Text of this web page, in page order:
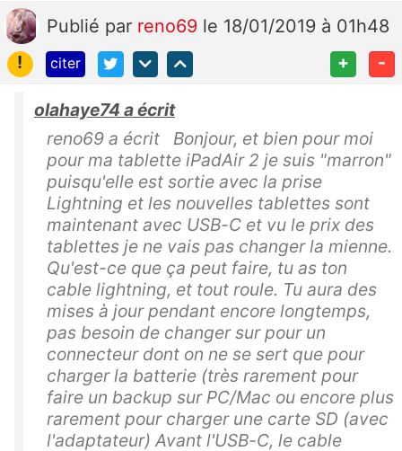
Publié par reno69 le 18/01/2019 à 01h48
!
citer + -
olahaye74 a écrit
reno69 a écrit Bonjour, et bien pour moi
pour ma tablette iPadAir 2 je suis "marron"
puisqu'elle est sortie avec la prise
Lightning et les nouvelles tablettes sont
maintenant avec USB-C et vu le prix des
tablettes je ne vais pas changer la mienne.
Qu'est-ce que ça peut faire, tu as ton
cable lightning, et tout roule. Tu aura des
mises à jour pendant encore longtemps,
pas besoin de changer sur pour un
connecteur dont on ne se sert que pour
charger la batterie (très rarement pour
faire un backup sur PC/Mac ou encore plus
rarement pour charger une carte SD (avec
l'adaptateur) Avant l'USB-C, le cable